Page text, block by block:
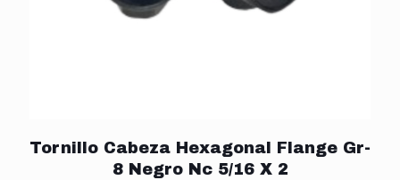
Tornillo Cabeza Hexagonal Flange Gr-
8 Negro Nc 5/16 X 2